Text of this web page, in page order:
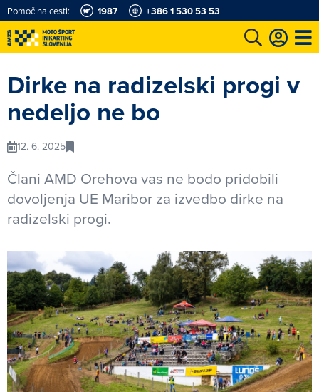
Pomoč na cesti: 1987 +386 1 530 53 53
Dirke na radizelski progi v
nedeljo ne bo
12. 6. 2025
Člani AMD Orehova vas ne bodo pridobili
dovoljenja UE Maribor za izvedbo dirke na
radizelski progi.